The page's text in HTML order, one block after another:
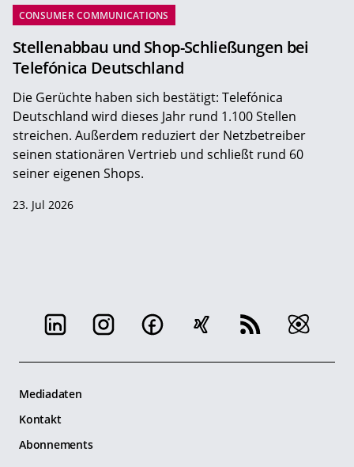
CONSUMER COMMUNICATIONS
Stellenabbau und Shop-Schließungen bei
Telefónica Deutschland
Die Gerüchte haben sich bestätigt: Telefónica
Deutschland wird dieses Jahr rund 1.100 Stellen
streichen. Außerdem reduziert der Netzbetreiber
seinen stationären Vertrieb und schließt rund 60
seiner eigenen Shops.
23. Jul 2026
Mediadaten
Kontakt
Abonnements